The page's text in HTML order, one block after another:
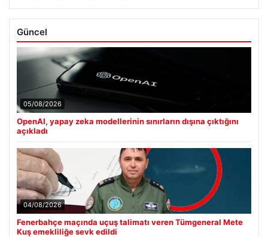
Güncel
05/08/2026
OpenAI, yapay zeka modellerinin sınırların dışına çıktığını
açıkladı
04/08/2026
Fenerbahçe maçında uçuş talimatı veren Tümgeneral Mete
Kuş emekliliğe sevk edildi